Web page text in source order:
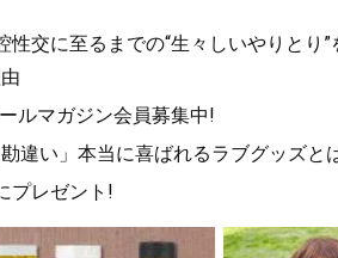
交に至るまでの“生々しいやりとり
ルマガジン会員募集中!
違い」本当に喜ばれるラブグッズと
プレゼント!